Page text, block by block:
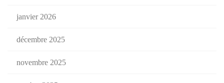
janvier 2026
décembre 2025
novembre 2025